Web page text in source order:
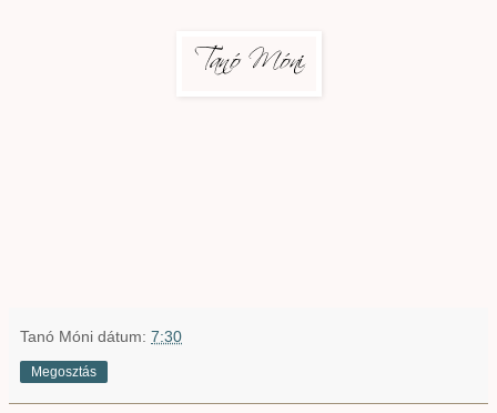
Tanó Móni dátum: 7:30
Megosztás